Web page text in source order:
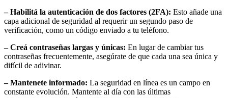
– Habilitá la autenticación de dos factores (2FA): Esto añade una
capa adicional de seguridad al requerir un segundo paso de
verificación, como un código enviado a tu teléfono.
– Creá contraseñas largas y únicas: En lugar de cambiar tus
contraseñas frecuentemente, asegúrate de que cada una sea única y
difícil de adivinar.
– Mantenete informado: La seguridad en línea es un campo en
constante evolución. Mantente al día con las últimas